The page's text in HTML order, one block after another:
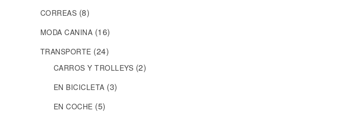
CORREAS (8)
MODA CANINA (16)
TRANSPORTE (24)
CARROS Y TROLLEYS (2)
EN BICICLETA (3)
EN COCHE (5)